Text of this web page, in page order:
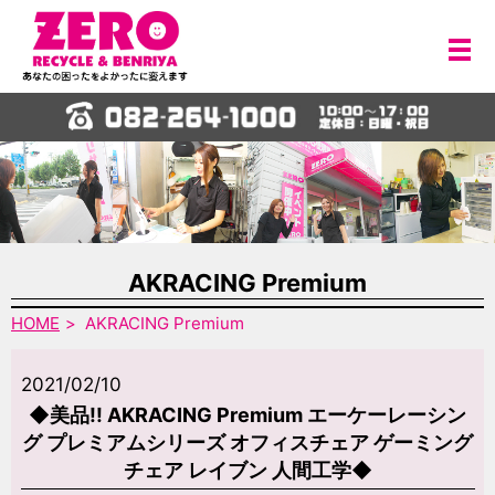
メ
AKRACING Premium
HOME AKRACING Premium
2021/02/10
◆美品!! AKRACING Premium エーケーレーシン
グ プレミアムシリーズ オフィスチェア ゲーミング
チェア レイブン 人間工学◆